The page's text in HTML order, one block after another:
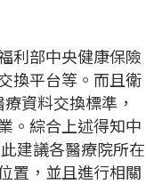
利部中央健康保險
換平台等。而且衛
資料交換標準，
。綜合上述得知中
建議各醫療院所在
置，並且進行相關